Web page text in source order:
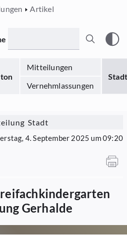
Artikel
Mitteilungen
Stadt
Vernehmlassungen
Stadt
4. September 2025 um 09:20
Gerhalde